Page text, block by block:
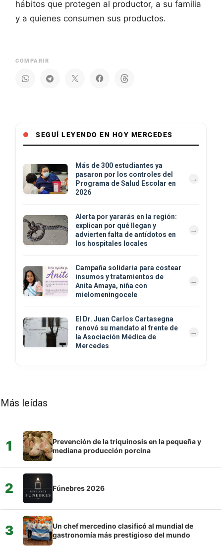
hábitos que protegen al productor, a su familia
y a quienes consumen sus productos.
COMPARIR
SEGUÍ LEYENDO EN HOY MERCEDES
Más de 300 estudiantes ya
pasaron por los controles del
Programa de Salud Escolar en
2026
Alerta por yararás en la región:
explican por qué llegan y
advierten falta de antídotos en
los hospitales locales
Campaña solidaria para costear
insumos y tratamientos de
Anita Amaya, niña con
mielomeningocele
El Dr. Juan Carlos Cartasegna
renovó su mandato al frente de
la Asociación Médica de
Mercedes
Más leídas
1
Prevención de la triquinosis en la pequeña y
mediana producción porcina
2 Fúnebres 2026
3
Un chef mercedino clasificó al mundial de
gastronomía más prestigioso del mundo